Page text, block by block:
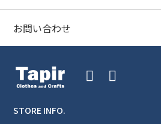
お問い合わせ
STORE INFO.